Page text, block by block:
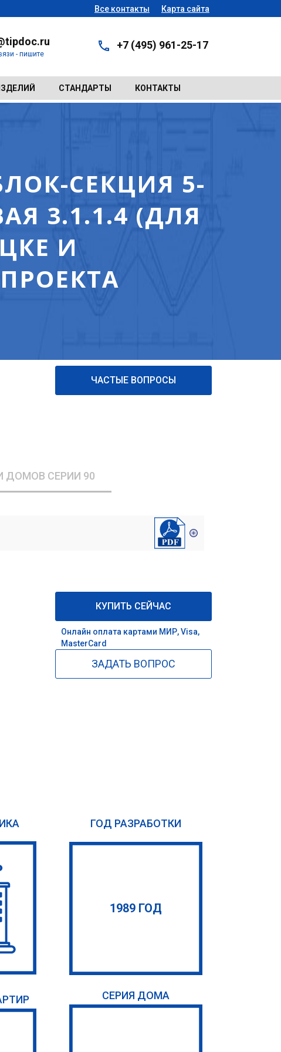
Все контакты Карта сайта
- пишите
+7 (495) 961-25-17
СТАНДАРТЫ КОНТАКТЫ
СЕКЦИЯ 5-
3.1.1.4 (ДЛЯ
И
ЧАСТЫЕ ВОПРОСЫ
ДОМОВ СЕРИИ 90
КУПИТЬ СЕЙЧАС
Онлайн оплата картами МИР, Visa,
MasterCard
ЗАДАТЬ ВОПРОС
ГОД РАЗРАБОТКИ
1989 ГОД
СЕРИЯ ДОМА